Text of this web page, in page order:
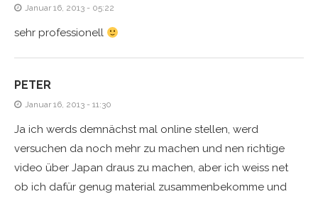
Januar 16, 2013 - 05:22
sehr professionell
PETER
Januar 16, 2013 - 11:30
Ja ich werds demnächst mal online stellen, werd
versuchen da noch mehr zu machen und nen richtige
video über Japan draus zu machen, aber ich weiss net
ob ich dafür genug material zusammenbekomme und